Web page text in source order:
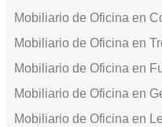
Mobiliario de Oficina en
Mobiliario de Oficina en
Mobiliario de Oficina en
Mobiliario de Oficina en
Mobiliario de Oficina en